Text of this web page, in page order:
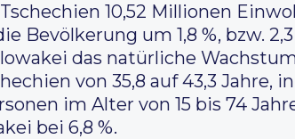
10,52 Millionen
Bevölkerung um 1,8 %, bzw.
das natürliche
von 35,8 auf 43,3 Jahre,
im Alter von 15 bis 74
bei 6,8 %.